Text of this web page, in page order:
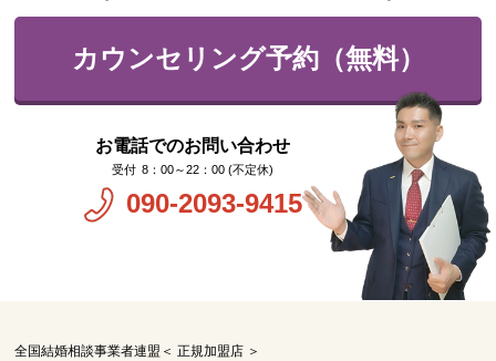
カウンセリング予約（無料）
お電話でのお問い合わせ
8：00～22：00 (不定休)
090-2093-9415
全国結婚相談事業者連盟＜ 正規加盟店 ＞